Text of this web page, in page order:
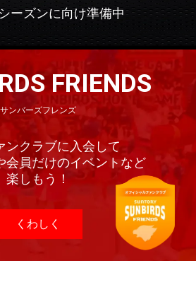
ーズンに向け準備中
FRIENDS
サンバーズフレンズ
ンクラブに入会して
会員だけのイベントなど
楽しもう！
くわしく